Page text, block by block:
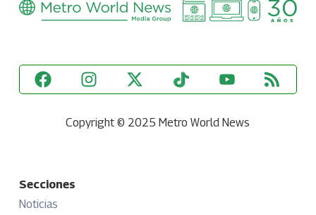
Copyright © 2025 Metro World News
Secciones
Noticias